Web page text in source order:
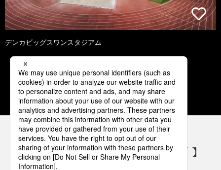
デンカビッグスワンスタジアム
1 2 3 4 5
パナソニックの電気設備 SNSアカウント